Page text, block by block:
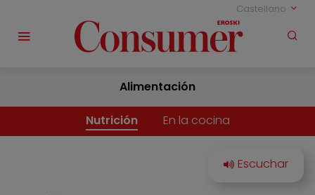
Castellano
Alimentación
Nutrición En la cocina